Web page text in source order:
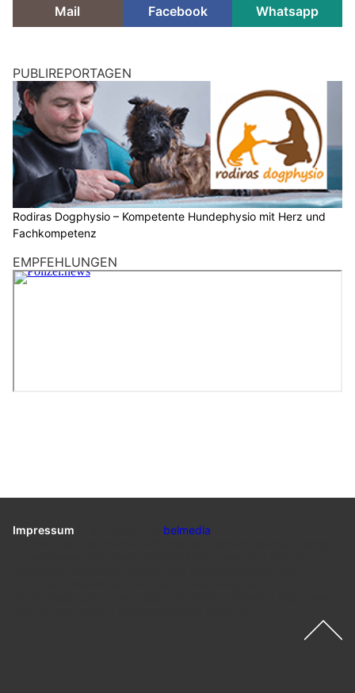
Mail
Facebook Whatsapp
PUBLIREPORTAGEN
Rodiras Dogphysio – Kompetente Hundephysio mit Herz und
Fachkompetenz
EMPFEHLUNGEN
Impressum
belmedia